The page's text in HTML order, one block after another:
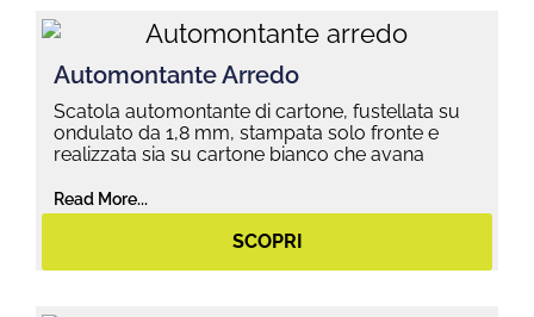
Automontante Arredo
Scatola automontante di cartone, fustellata su
ondulato da 1,8 mm, stampata solo fronte e
realizzata sia su cartone bianco che avana
Read More...
SCOPRI